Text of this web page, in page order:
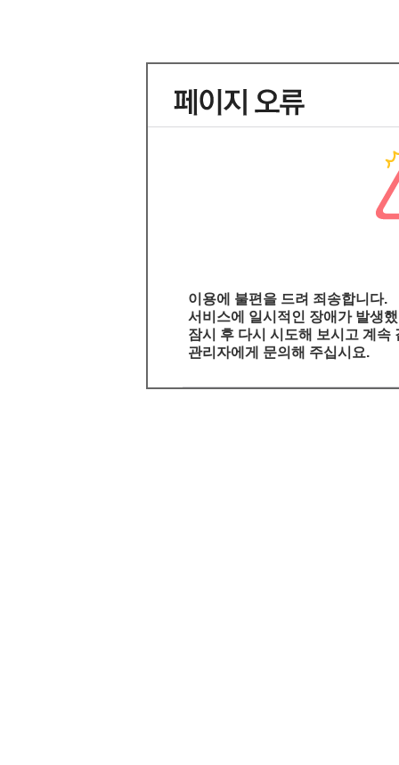
이용에 불편을 드려 죄송합니다.
서비스에 일시적인 장애가 발생
잠시 후 다시 시도해 보시고 계속
관리자에게 문의해 주십시요.